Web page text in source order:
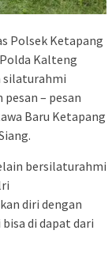
Polsek Ketapang
Kalteng
silaturahmi
– pesan
Baru Ketapang
bersilaturahmi
diri dengan
di dapat dari